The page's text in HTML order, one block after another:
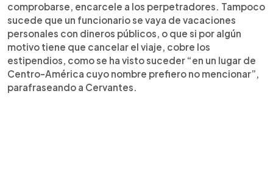
comprobarse, encarcele a los perpetradores. Tampoco
sucede que un funcionario se vaya de vacaciones
personales con dineros públicos, o que si por algún
motivo tiene que cancelar el viaje, cobre los
estipendios, como se ha visto suceder “en un lugar de
Centro-América cuyo nombre prefiero no mencionar”,
parafraseando a Cervantes.